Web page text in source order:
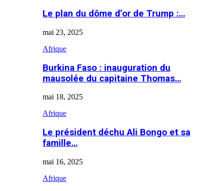
Le plan du dôme d’or de Trump :…
mai 23, 2025
Afrique
Burkina Faso : inauguration du
mausolée du capitaine Thomas…
mai 18, 2025
Afrique
Le président déchu Ali Bongo et sa
famille…
mai 16, 2025
Afrique